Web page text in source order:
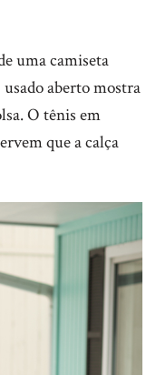
uma camiseta
aberto mostra
O tênis em
que a calça